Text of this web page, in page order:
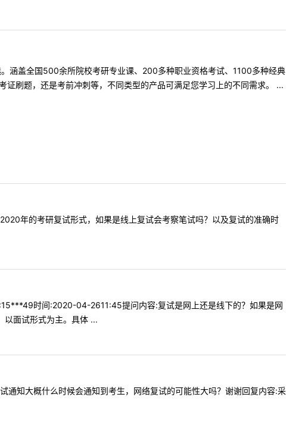
涵盖全国500余所院校考研专业课、200多种职业资格考试、1100多种经典
刷题，还是考前冲刺等，不同类型的产品可满足您学习上的不同需求。 ...
年的考研复试形式，如果是线上复试会考察笔试吗？以及复试的准确时
时间:2020-04-2611:45提问内容:复试是网上还是线下的？如果是网
以面试形式为主。具体 ...
知大概什么时候会通知到考生，网络复试的可能性大吗？谢谢回复内容:采